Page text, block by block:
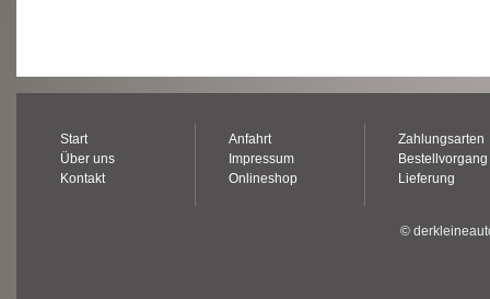
Start
Über uns
Kontakt
Anfahrt
Impressum
Onlineshop
Zahlungsarten
Bestellvorgang
Lieferung
©